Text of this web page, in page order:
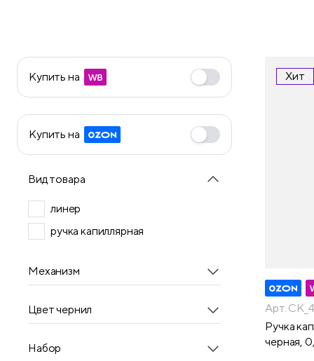
Купить на
Купить на
Вид товара
линер
ручка капиллярная
Механизм
Цвет чернил
Набор
Хит
Арт.
Ручка
черная,